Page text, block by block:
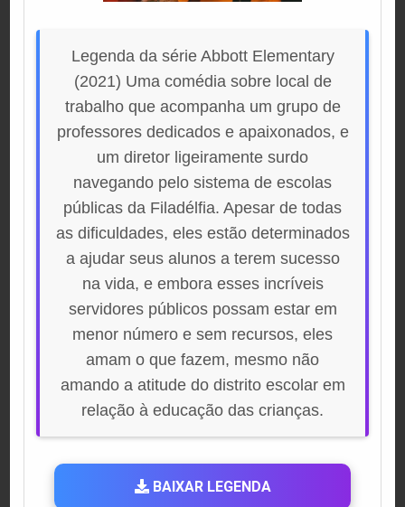
Legenda da série Abbott Elementary
(2021) Uma comédia sobre local de
trabalho que acompanha um grupo de
professores dedicados e apaixonados, e
um diretor ligeiramente surdo
navegando pelo sistema de escolas
públicas da Filadélfia. Apesar de todas
as dificuldades, eles estão determinados
a ajudar seus alunos a terem sucesso
na vida, e embora esses incríveis
servidores públicos possam estar em
menor número e sem recursos, eles
amam o que fazem, mesmo não
amando a atitude do distrito escolar em
relação à educação das crianças.
BAIXAR LEGENDA